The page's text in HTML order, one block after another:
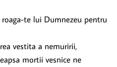
te lui Dumnezeu pentru
vestita a nemuririi,
mortii vesnice ne